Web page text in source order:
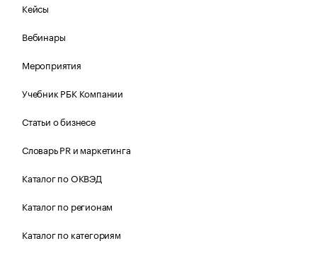
Кейсы
Вебинары
Мероприятия
Учебник РБК Компании
Статьи о бизнесе
Словарь PR и маркетинга
Каталог по ОКВЭД
Каталог по регионам
Каталог по категориям